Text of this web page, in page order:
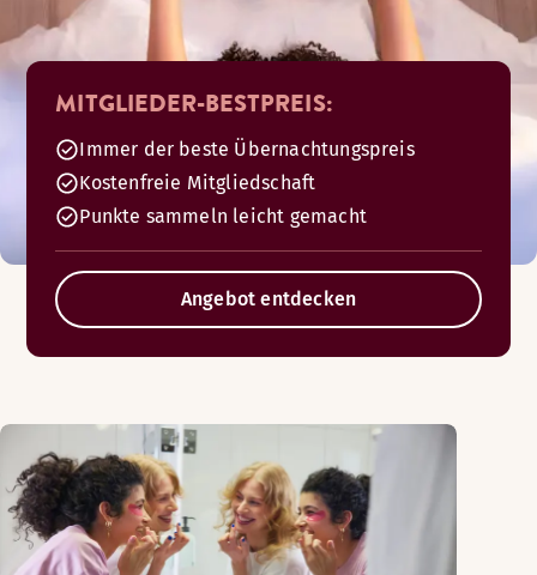
MITGLIEDER-BESTPREIS:
Immer der beste Übernachtungspreis
Kostenfreie Mitgliedschaft
Punkte sammeln leicht gemacht
Angebot entdecken